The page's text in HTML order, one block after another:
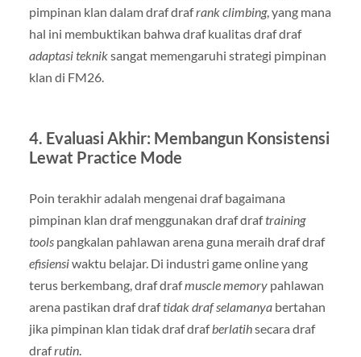
pimpinan klan dalam draf drafrank climbing, yang mana
hal ini membuktikan bahwa draf kualitas draf draf
adaptasi tekniksangat memengaruhi strategi pimpinan
klan di FM26.
4. Evaluasi Akhir: Membangun Konsistensi
Lewat Practice Mode
Poin terakhir adalah mengenai draf bagaimana
pimpinan klan draf menggunakan draf draftraining
toolspangkalan pahlawan arena guna meraih draf draf
efisiensiwaktu belajar. Di industri game online yang
terus berkembang, draf drafmuscle memorypahlawan
arena pastikan draf draftidak draf selamanyabertahan
jika pimpinan klan tidak draf drafberlatihsecara draf
drafrutin.